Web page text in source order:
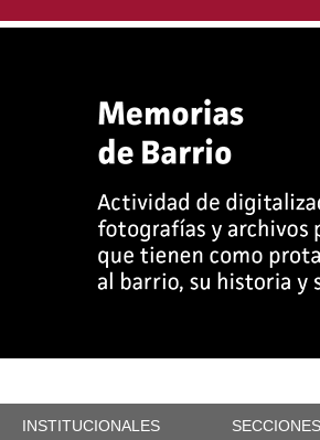
INSTITUCIONALES SECCIONES